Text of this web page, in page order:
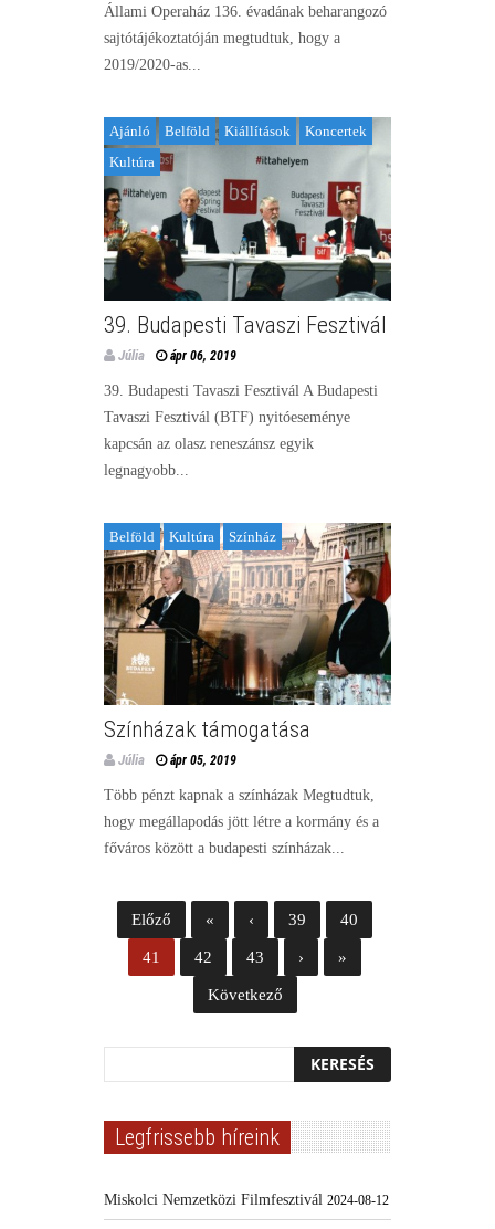
Állami Operaház 136. évadának beharangozó
sajtótájékoztatóján megtudtuk, hogy a
2019/2020-as...
Ajánló Belföld Kiállítások
Koncertek
Kultúra
39. Budapesti Tavaszi Fesztivál
Júlia ápr 06, 2019
39. Budapesti Tavaszi Fesztivál A Budapesti
Tavaszi Fesztivál (BTF) nyitóeseménye
kapcsán az olasz reneszánsz egyik
legnagyobb...
Belföld Kultúra Színház
Színházak támogatása
Júlia ápr 05, 2019
Több pénzt kapnak a színházak Megtudtuk,
hogy megállapodás jött létre a kormány és a
főváros között a budapesti színházak...
Előző « ‹ 39 40
41 42 43 › »
Következő
Legfrissebb híreink
Miskolci Nemzetközi Filmfesztivál 2024-08-12